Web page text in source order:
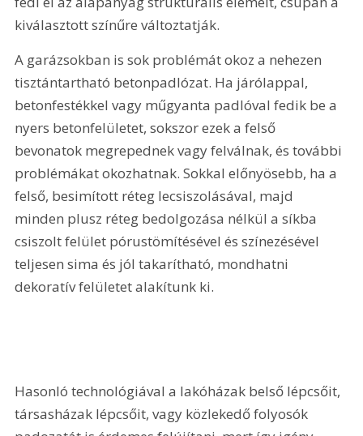
kiválasztott színűre változtatják.
A garázsokban is sok problémát okoz a nehezen
tisztántartható betonpadlózat. Ha járólappal,
betonfestékkel vagy műgyanta padlóval fedik be a
nyers betonfelületet, sokszor ezek a felső
bevonatok megrepednek vagy felválnak, és további
problémákat okozhatnak. Sokkal előnyösebb, ha a
felső, besimított réteg lecsiszolásával, majd
minden plusz réteg bedolgozása nélkül a síkba
csiszolt felület pórustömítésével és színezésével
teljesen sima és jól takarítható, mondhatni
dekoratív felületet alakítunk ki.
Hasonló technológiával a lakóházak belső lépcsőit,
társasházak lépcsőit, vagy közlekedő folyosók